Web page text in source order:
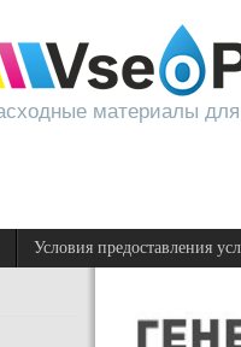
материалы
Условия предоставления